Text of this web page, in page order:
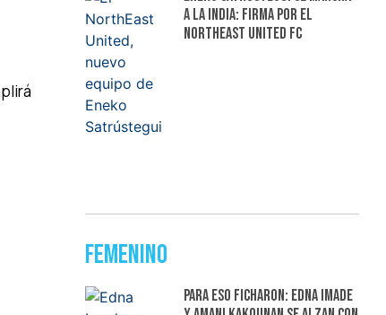
a la India: firma por el
NorthEast United FC
Femenino
Para eso ficharon: Edna Imade